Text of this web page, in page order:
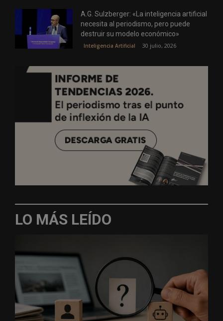
A.G. Sulzberger: «La inteligencia artificial
necesita al periodismo, pero puede
destruir su modelo económico»
Inteligencia Artificial 30 julio, 2026
LO MÁS LEÍDO